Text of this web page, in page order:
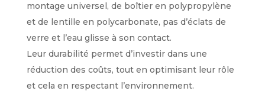
montage universel, de boîtier en polypropylène
et de lentille en polycarbonate, pas d’éclats de
verre et l’eau glisse à son contact.
Leur durabilité permet d’investir dans une
réduction des coûts, tout en optimisant leur rôle
et cela en respectant l’environnement.